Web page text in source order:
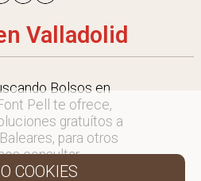
Valladolid
Bolsos en
Pell te ofrece,
gratuítos a
para otros
consultar